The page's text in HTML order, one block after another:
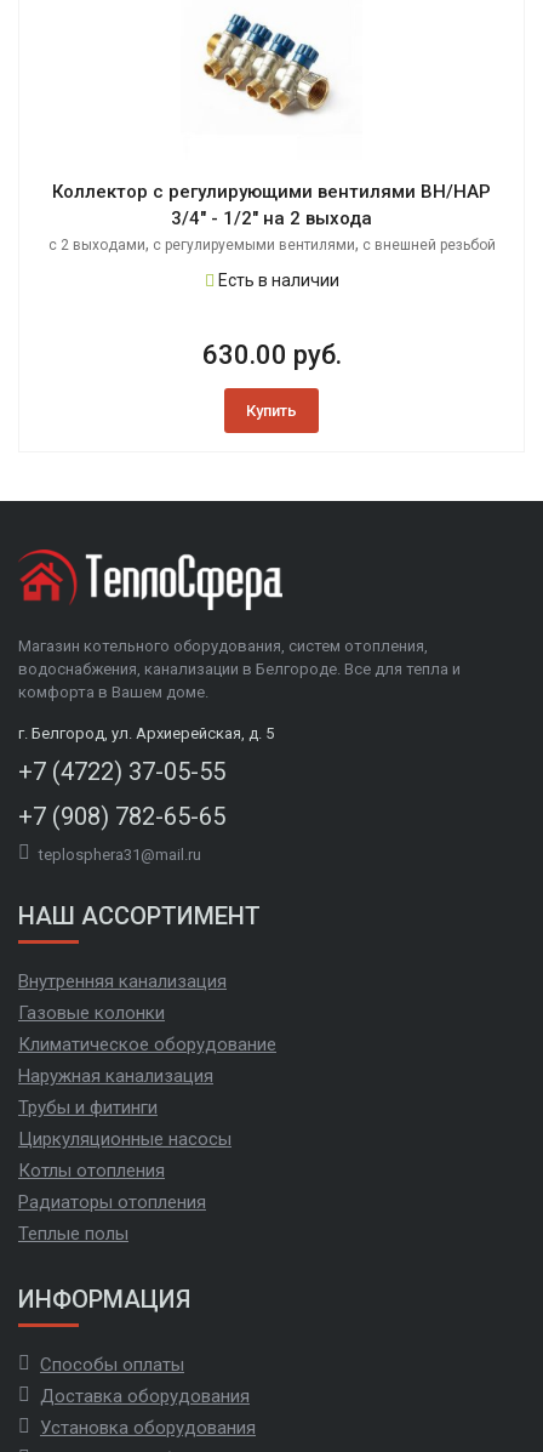
Коллектор с регулирующими вентилями ВН/НАР
3/4" - 1/2" на 2 выхода
с 2 выходами, с регулируемыми вентилями, с внешней резьбой
Есть в наличии
630.00 руб.
Купить
Магазин котельного оборудования, систем отопления,
водоснабжения, канализации в Белгороде. Все для тепла и
комфорта в Вашем доме.
г. Белгород, ул. Архиерейская, д. 5
+7 (4722) 37-05-55
+7 (908) 782-65-65
teplosphera31@mail.ru
НАШ АССОРТИМЕНТ
Внутренняя канализация
Газовые колонки
Климатическое оборудование
Наружная канализация
Трубы и фитинги
Циркуляционные насосы
Котлы отопления
Радиаторы отопления
Теплые полы
ИНФОРМАЦИЯ
Способы оплаты
Доставка оборудования
Установка оборудования